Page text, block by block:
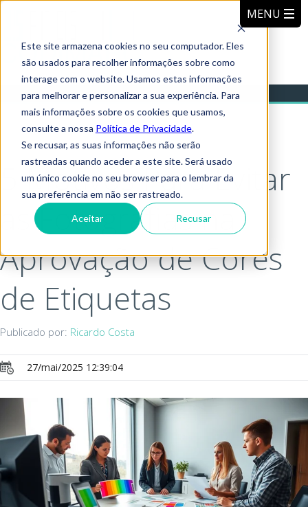
Este site armazena cookies no seu computador. Eles
são usados para recolher informações sobre como
interage com o website. Usamos estas informações
para melhorar e personalizar a sua experiência. Para
mais informações sobre os cookies que usamos,
consulte a nossa Política de Privacidade.
Se recusar, as suas informações não serão
rastreadas quando aceder a este site. Será usado
um único cookie no seu browser para o lembrar da
sua preferência em não ser rastreado.
Aceitar Recusar
5 Motivos Para Evitar
as Fotografias na
Aprovação de Cores
de Etiquetas
Publicado por: Ricardo Costa
27/mai/2025 12:39:04